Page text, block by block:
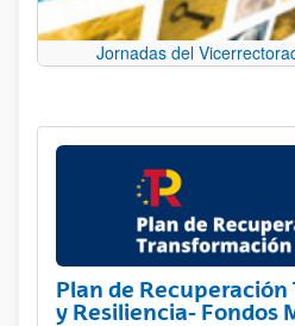
Jornadas del
Plan de
y Resiliencia- Fondos